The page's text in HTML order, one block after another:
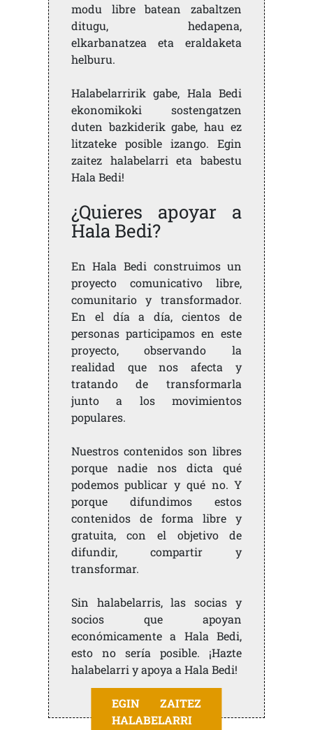
modu libre batean zabaltzen
ditugu, hedapena,
elkarbanatzea eta eraldaketa
helburu.
Halabelarririk gabe, Hala Bedi
ekonomikoki sostengatzen
duten bazkiderik gabe, hau ez
litzateke posible izango. Egin
zaitez halabelarri eta babestu
Hala Bedi!
¿Quieres apoyar a
Hala Bedi?
En Hala Bedi construimos un
proyecto comunicativo libre,
comunitario y transformador.
En el día a día, cientos de
personas participamos en este
proyecto, observando la
realidad que nos afecta y
tratando de transformarla
junto a los movimientos
populares.
Nuestros contenidos son libres
porque nadie nos dicta qué
podemos publicar y qué no. Y
porque difundimos estos
contenidos de forma libre y
gratuita, con el objetivo de
difundir, compartir y
transformar.
Sin halabelarris, las socias y
socios que apoyan
económicamente a Hala Bedi,
esto no sería posible. ¡Hazte
halabelarri y apoya a Hala Bedi!
EGIN ZAITEZ
HALABELARRI